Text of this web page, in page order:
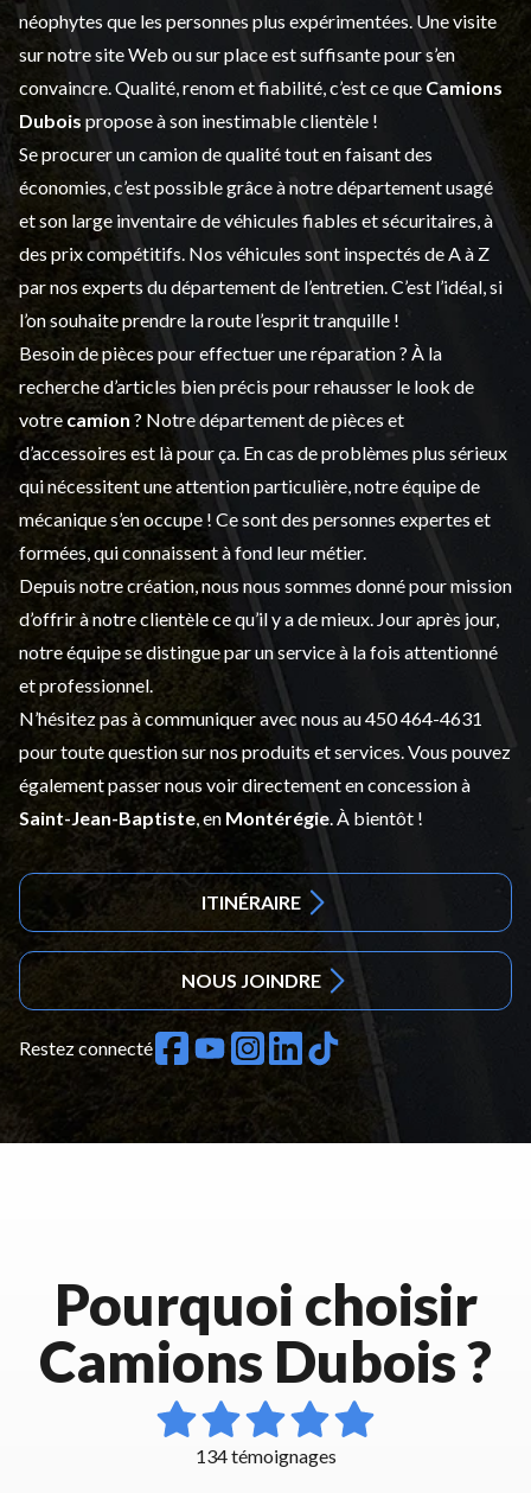
néophytes que les personnes plus expérimentées. Une visite
sur notre site Web ou sur place est suffisante pour s’en
convaincre. Qualité, renom et fiabilité, c’est ce que Camions
Dubois propose à son inestimable clientèle !
Se procurer un camion de qualité tout en faisant des
économies, c’est possible grâce à notredépartement usagé
et son large inventaire de véhicules fiables et sécuritaires, à
des prix compétitifs. Nos véhicules sont inspectés de A à Z
par nos experts du département de l’entretien . C’est l’idéal, si
l’on souhaite prendre la route l’esprit tranquille !
Besoin de pièces pour effectuer une réparation ? À la
recherche d’articles bien précis pour rehausser le look de
votre camion ? Notre département depièces et
d’accessoiresest là pour ça. En cas de problèmes plus sérieux
qui nécessitent une attention particulière, notre équipe de
mécanique s’en occupe ! Ce sont des personnes expertes et
formées, qui connaissent à fond leur métier.
Depuis notre création, nous nous sommes donné pour mission
d’offrir à notre clientèle ce qu’il y a de mieux. Jour après jour,
notre équipe se distingue par un service à la fois attentionné
et professionnel.
N’hésitez pas à communiquer avec nous au450 464-4631
pour toute question sur nos produits et services. Vous pouvez
également passer nous voir directement en concession à
Saint-Jean-Baptiste , en Montérégie . À bientôt !
ITINÉRAIRE
NOUS JOINDRE
Restez connecté
Pourquoi choisir
Camions Dubois ?
134 témoignages